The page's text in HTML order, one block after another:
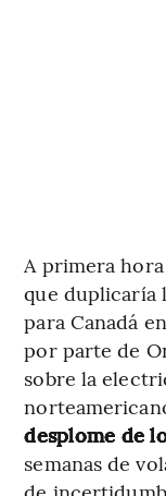
A primera
que duplicaría
para Canadá
por parte de
sobre la
desplome de
semanas de